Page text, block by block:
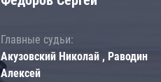
Главные судьи:
Акузовский Николай , Раводин
Алексей